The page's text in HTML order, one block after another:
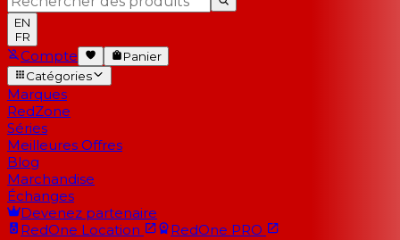
EN
FR
Compte
Panier
Catégories
Marques
RedZone
Séries
Meilleures Offres
Blog
Marchandise
Échanges
Devenez partenaire
RedOne Location RedOne PRO